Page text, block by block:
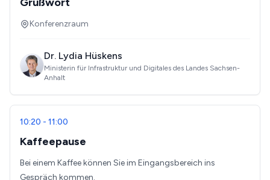
Konferenzraum
Dr. Lydia Hüskens
Ministerin für Infrastruktur und Digitales des Landes Sachsen-
Anhalt
10:20 - 11:00
Kaffeepause
Bei einem Kaffee können Sie im Eingangsbereich ins
Gespräch kommen.